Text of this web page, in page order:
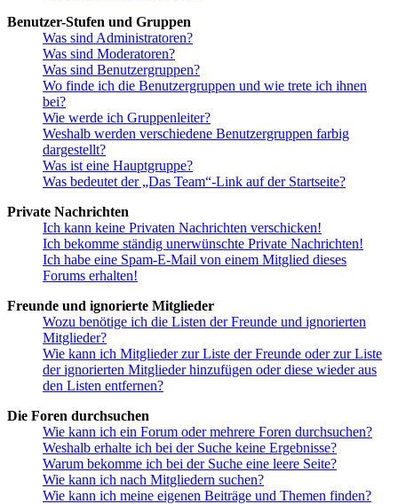
Benutzer-Stufen und Gruppen
Was sind Administratoren?
Was sind Moderatoren?
Was sind Benutzergruppen?
Wo finde ich die Benutzergruppen und wie trete ich ihnen
bei?
Wie werde ich Gruppenleiter?
Weshalb werden verschiedene Benutzergruppen farbig
dargestellt?
Was ist eine Hauptgruppe?
Was bedeutet der „Das Team“-Link auf der Startseite?
Private Nachrichten
Ich kann keine Privaten Nachrichten verschicken!
Ich bekomme ständig unerwünschte Private Nachrichten!
Ich habe eine Spam-E-Mail von einem Mitglied dieses
Forums erhalten!
Freunde und ignorierte Mitglieder
Wozu benötige ich die Listen der Freunde und ignorierten
Mitglieder?
Wie kann ich Mitglieder zur Liste der Freunde oder zur Liste
der ignorierten Mitglieder hinzufügen oder diese wieder aus
den Listen entfernen?
Die Foren durchsuchen
Wie kann ich ein Forum oder mehrere Foren durchsuchen?
Weshalb erhalte ich bei der Suche keine Ergebnisse?
Warum bekomme ich bei der Suche eine leere Seite?
Wie kann ich nach Mitgliedern suchen?
Wie kann ich meine eigenen Beiträge und Themen finden?